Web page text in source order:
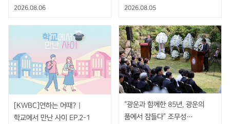
AI 기반 비접촉 핸드제스처 센서
2026.08.06 2026.08.05
[KWBC]연하는 어때? |
학교에서 만난 사이 EP.2-1
“광운과 함께한 85년, 광운의
품에서 잠들다” 조무성